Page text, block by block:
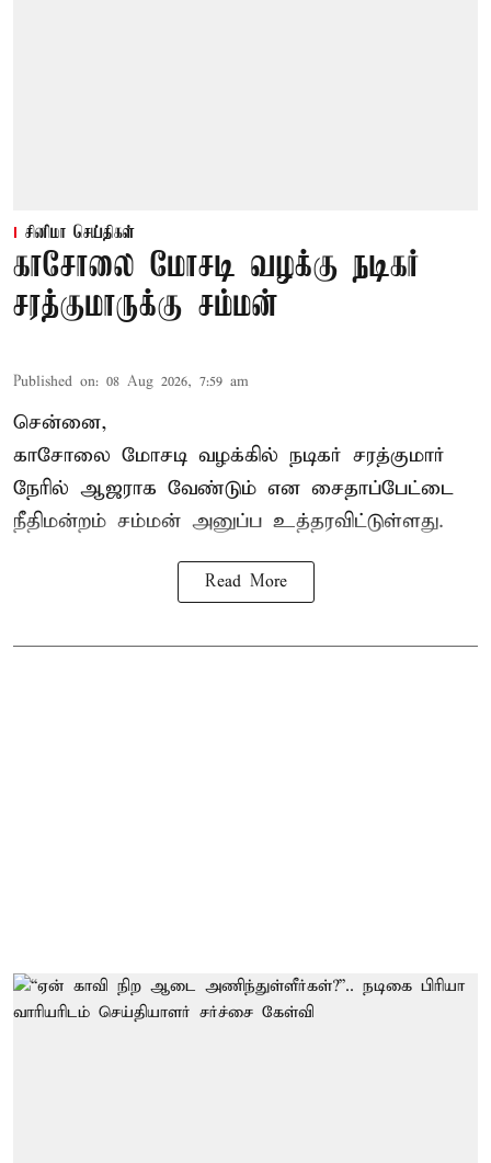
சினிமா செய்திகள்
காசோலை மோசடி வழக்கு நடிகர்
சரத்குமாருக்கு சம்மன்
Published on: 08 Aug 2026, 7:59 am
சென்னை,
காசோலை மோசடி வழக்கில் நடிகர் சரத்குமார்
நேரில் ஆஜராக வேண்டும் என சைதாப்பேட்டை
நீதிமன்றம் சம்மன் அனுப்ப உத்தரவிட்டுள்ளது.
Read More